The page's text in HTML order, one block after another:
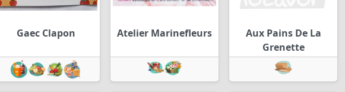
Gaec Clapon Atelier Marinefleurs
Aux Pains De La
Grenette